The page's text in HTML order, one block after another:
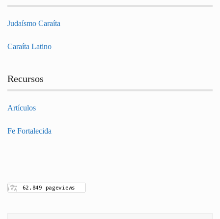
Judaísmo Caraíta
Caraíta Latino
Recursos
Artículos
Fe Fortalecida